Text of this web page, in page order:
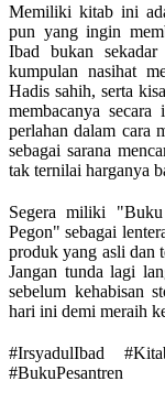
Memiliki kitab ini
pun yang ingin
Ibad bukan
kumpulan nasihat
Hadis sahih, serta
membacanya secara
perlahan dalam cara
sebagai sarana
tak ternilai harganya
Segera miliki
Pegon" sebagai
produk yang asli dan
Jangan tunda lagi
sebelum kehabisan
hari ini demi meraih
#IrsyadulIbad
#BukuPesantren